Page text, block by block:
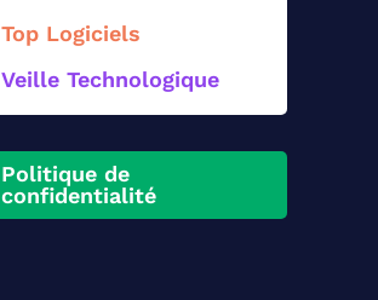
Top Logiciels
Veille Technologique
Politique de
confidentialité